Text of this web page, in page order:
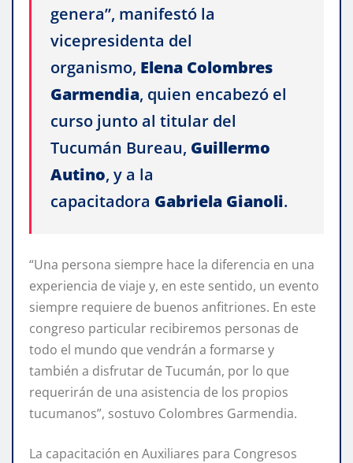
genera”, manifestó la
vicepresidenta del
organismo, Elena Colombres
Garmendia, quien encabezó el
curso junto al titular del
Tucumán Bureau, Guillermo
Autino, y a la
capacitadora Gabriela Gianoli.
“Una persona siempre hace la diferencia en una
experiencia de viaje y, en este sentido, un evento
siempre requiere de buenos anfitriones. En este
congreso particular recibiremos personas de
todo el mundo que vendrán a formarse y
también a disfrutar de Tucumán, por lo que
requerirán de una asistencia de los propios
tucumanos”, sostuvo Colombres Garmendia.
La capacitación en Auxiliares para Congresos